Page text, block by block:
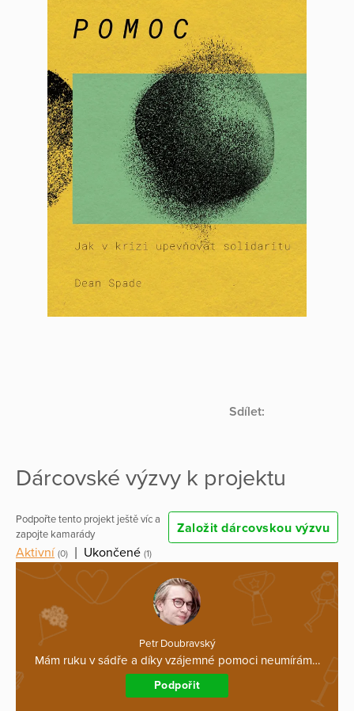
Sdílet:
Dárcovské výzvy k projektu
Podpořte tento projekt ještě víc a
zapojte kamarády
Založit dárcovskou výzvu
Aktivní (0) Ukončené (1)
Petr Doubravský
Mám ruku v sádře a díky vzájemné pomoci neumírám…
Podpořit